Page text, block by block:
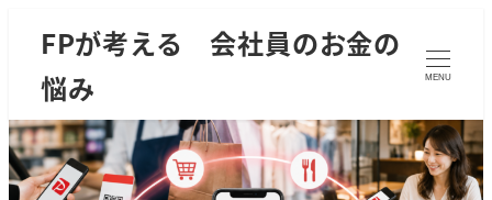
FPが考える 会社員のお金の
悩み
MENU